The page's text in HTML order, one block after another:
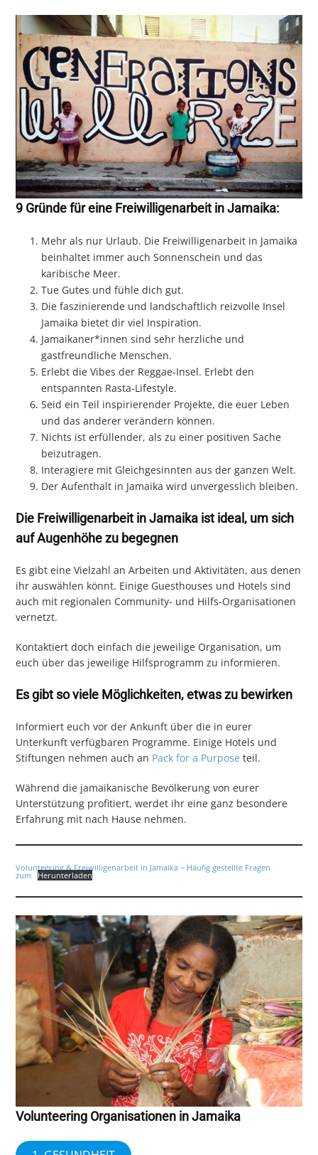
9 Gründe für eine Freiwilligenarbeit in Jamaika:
Mehr als nur Urlaub. Die Freiwilligenarbeit in Jamaika
beinhaltet immer auch Sonnenschein und das
karibische Meer.
Tue Gutes und fühle dich gut.
Die faszinierende und landschaftlich reizvolle Insel
Jamaika bietet dir viel Inspiration.
Jamaikaner*innen sind sehr herzliche und
gastfreundliche Menschen.
Erlebt die Vibes der Reggae-Insel. Erlebt den
entspannten Rasta-Lifestyle.
Seid ein Teil inspirierender Projekte, die euer Leben
und das anderer verändern können.
Nichts ist erfüllender, als zu einer positiven Sache
beizutragen.
Interagiere mit Gleichgesinnten aus der ganzen Welt.
Der Aufenthalt in Jamaika wird unvergesslich bleiben.
Die Freiwilligenarbeit in Jamaika ist ideal, um sich
auf Augenhöhe zu begegnen
Es gibt eine Vielzahl an Arbeiten und Aktivitäten, aus denen
ihr auswählen könnt. Einige Guesthouses und Hotels sind
auch mit regionalen Community- und Hilfs-Organisationen
vernetzt.
Kontaktiert doch einfach die jeweilige Organisation, um
euch über das jeweilige Hilfsprogramm zu informieren.
Es gibt so viele Möglichkeiten, etwas zu bewirken
Informiert euch vor der Ankunft über die in eurer
Unterkunft verfügbaren Programme. Einige Hotels und
Stiftungen nehmen auch an Pack for a Purpose teil.
Während die jamaikanische Bevölkerung von eurer
Unterstützung profitiert, werdet ihr eine ganz besondere
Erfahrung mit nach Hause nehmen.
Volunteering & Freiwilligenarbeit in Jamaika – Häufig gestellte Fragen
zum Herunterladen
Volunteering Organisationen in Jamaika